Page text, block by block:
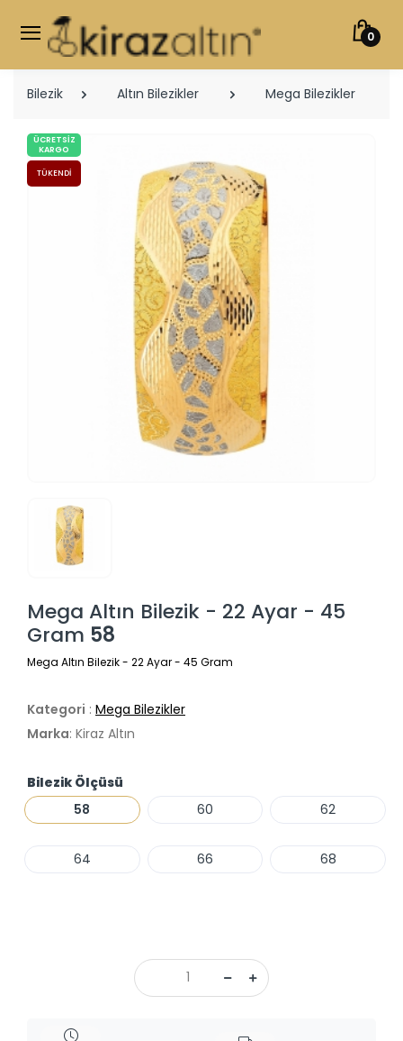
0
Bilezik Altın Bilezikler Mega Bilezikler
ÜCRETSIZ
KARGO
TÜKENDI
Mega Altın Bilezik - 22 Ayar - 45
Gram 58
Mega Altın Bilezik - 22 Ayar - 45 Gram
Kategori : Mega Bilezikler
Marka: Kiraz Altın
Bilezik Ölçüsü
58
60 62
64 66 68